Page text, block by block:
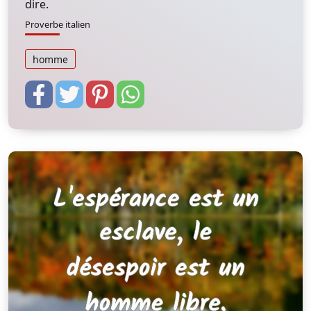
dire.
Proverbe italien
homme